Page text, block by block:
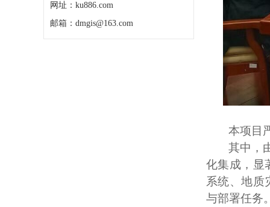
网址：ku886.com
邮箱：dmgis@163.com
本项目
其中，
化集成，显
系统、地质
与部署任务